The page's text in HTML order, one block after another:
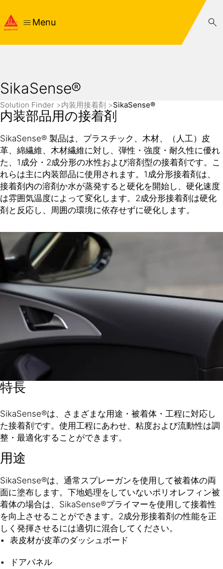
Menu
SikaSense®
Solution Finder 内装用接着剤 SikaSense®
内装部品用の接着剤
SikaSense® 製品は、プラスチック、木材、（人工）皮
革、綿繊維、木材繊維に対し、弾性・強度・耐久性に優れ
た、1成分・2成分形の水性および溶剤型の接着剤です。こ
れらは主に内装部品に使用されます。1成分形接着剤は、
接着剤内の溶剤か水が蒸発すると硬化を開始し、硬化速度
は雰囲気温度によって変化します。2成分形接着剤は硬化
剤と反応し、周囲の環境に依存せずに硬化します。
特長
SikaSense®は、さまざまな用途・被着体・工程に対応し
た接着剤です。使用工程にあわせ、粘度および流動性は調
整・最適化することができます。
用途
SikaSense®は、通常スプレーガンを使用して被着体の両
面に塗布します。下地処理をしていないポリオレフィン被
着体の場合は、SikaSense®プライマーを使用して接着性
を向上させることができます。2成分形接着剤の性能を正
しく発揮させるには適切に混合してください。
表皮材が皮革のダッシュボード
ドアパネル